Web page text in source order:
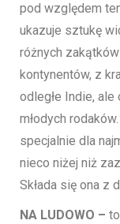
pod względem
ukazuje sztukę
różnych
kontynentów, z
odległe Indie,
młodych
specjalnie dla
nieco niżej niż
Składa się ona z
NA LUDOWO –